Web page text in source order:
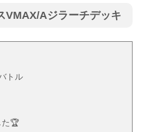
VMAX/Aジラーチデッキ
トル
た🏆